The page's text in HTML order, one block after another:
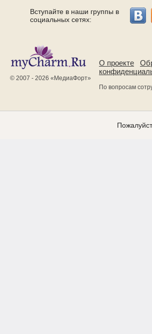
Вступайте в наши группы в
социальных сетях:
© 2007 - 2026 « МедиаФорт»
О проекте
По вопросам